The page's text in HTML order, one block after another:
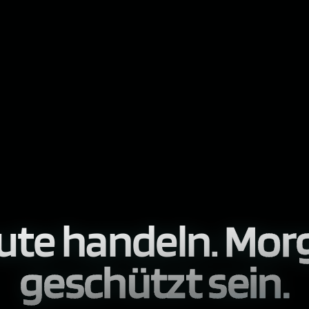
handeln.
geschützt sein.